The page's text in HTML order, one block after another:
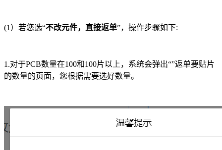
(1）若您选“不改元件，直接返单”，操作步骤如下:
1.对于PCB数量在100和100片以上，系统会弹出“”返单要贴片
的数量的页面，您根据需要选好数量。